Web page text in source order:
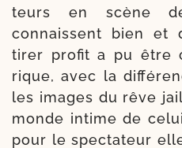
teurs en scène
connaissent bien et
tirer pro­fit a pu être
rique, avec la
les images du rêve
monde intime de
pour le spec­ta­teur